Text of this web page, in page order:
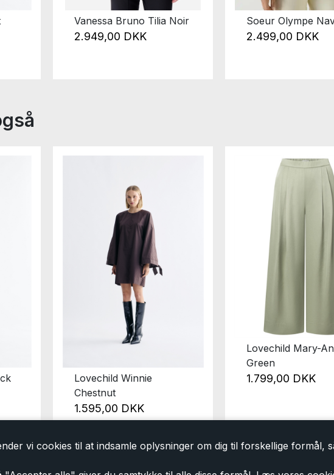
vi cookies til at indsamle oplysninger om dig til forskellige formål,
Vanessa Bruno Tilia Noir
2.949,00 DKK
Soeur Olympe
2.499,00 DKK
Lovechild Winnie
Chestnut
1.595,00 DKK
Lovechild Mary-
Green
1.799,00 DKK